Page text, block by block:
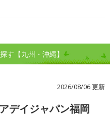
す【九州・沖縄】
2026/08/06 更新
デイジャパン福岡